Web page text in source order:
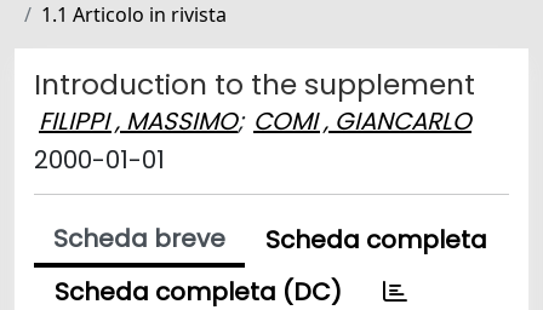
1.1 Articolo in rivista
Introduction to the supplement
FILIPPI , MASSIMO; COMI , GIANCARLO
2000-01-01
Scheda breve
Scheda completa
Scheda completa (DC)